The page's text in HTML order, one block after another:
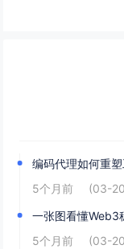
编码代理如何重
5个月前
(03-
一张图看懂Web3
5个月前
(03-